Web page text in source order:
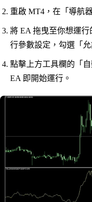
重啟 MT4，在「導航
將 EA 拖曳至你想運
行參數設定，勾選「
點擊上方工具欄的「
EA 即開始運行。